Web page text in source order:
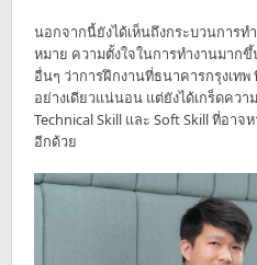
นอกจากนี้ยังได้เห็นถึงกระบวนการท
หมาย ความตั้งใจในการทำงานมาก
อื่นๆ ว่าการฝึกงานที่ธนาคารกรุงเท
อย่างเดียวแน่นอน แต่ยังได้เกร็ดคว
Technical Skill และ Soft Skill ที่อาจ
อีกด้วย